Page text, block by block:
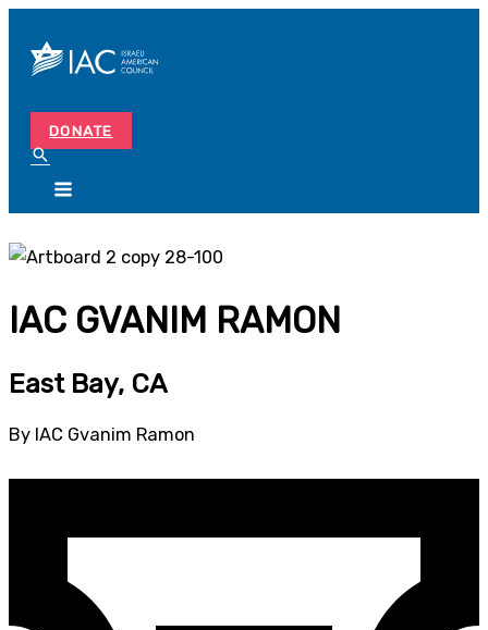
Skip
content
DONATE
IAC GVANIM RAMON
East Bay, CA
By IAC Gvanim Ramon
Search...